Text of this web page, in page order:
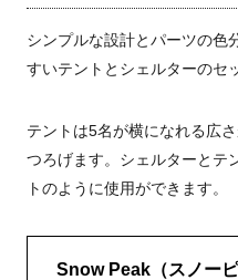
シンプルな設計とパーツの色
すいテントとシェルターのセ
テントは5名が横になれる広
つろげます。シェルターとテ
トのように使用ができます。
Snow Peak（スノー